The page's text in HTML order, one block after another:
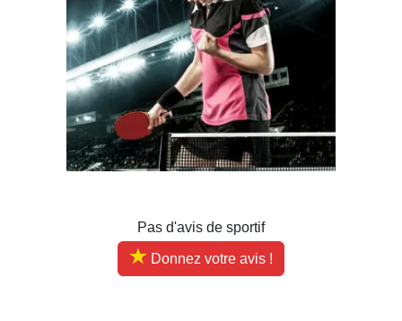
Pas d'avis de sportif
Donnez votre avis !